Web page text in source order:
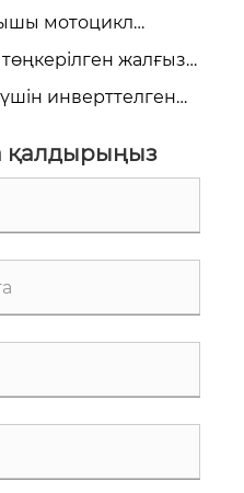
үшін неліктен
мотоцикл
төңкерілген жалғыз
таңдадыңыз?
инверттелген
қалдырыңыз